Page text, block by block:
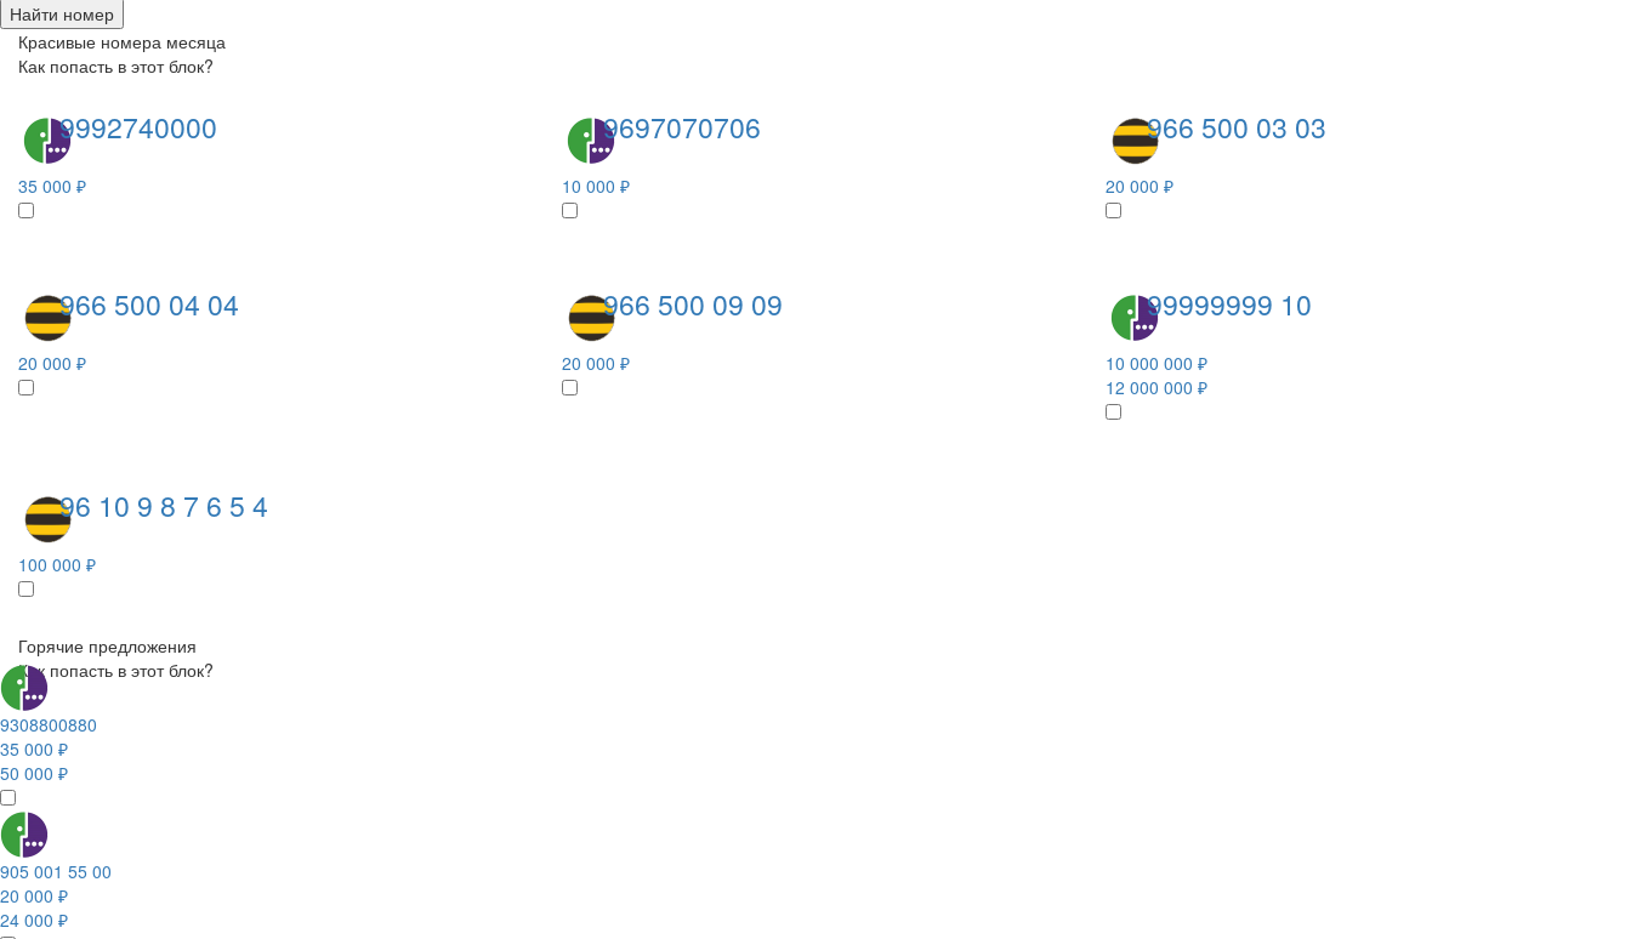
Найти номер
Красивые номера месяца
Как попасть в этот блок?
9992740000
35 000 ₽
9697070706
10 000 ₽
966 500 03 03
20 000 ₽
966 500 04 04
20 000 ₽
966 500 09 09
20 000 ₽
99999999 10
10 000 000 ₽
12 000 000 ₽
96 10 9 8 7 6 5 4
100 000 ₽
Горячие предложения
Как попасть в этот блок?
9308800880
35 000 ₽
50 000 ₽
905 001 55 00
20 000 ₽
24 000 ₽